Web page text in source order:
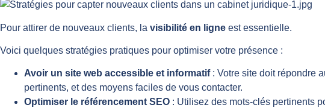
Pour attirer de nouveaux clients, la visibilité en ligne est essentielle.
Voici quelques stratégies pratiques pour optimiser votre présence :
Avoir un site web accessible et informatif: Votre site doit répondre
pertinents, et des moyens faciles de vous contacter.
Optimiser le référencement SEO : Utilisez des mots-clés pertinents